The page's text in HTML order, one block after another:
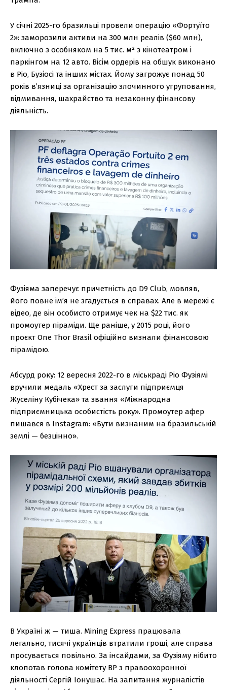
У січні 2025-го бразильці провели операцію «Фортуїто
2»: заморозили активи на 300 млн реалів ($60 млн),
включно з особняком на 5 тис. м² з кінотеатром і
паркінгом на 12 авто. Вісім ордерів на обшук виконано
в Ріо, Бузіосі та інших містах. Йому загрожує понад 50
років в’язниці за організацію злочинного угруповання,
відмивання, шахрайство та незаконну фінансову
діяльність.
Фузіяма заперечує причетність до D9 Club, мовляв,
його повне ім’я не згадується в справах. Але в мережі є
відео, де він особисто отримує чек на $22 тис. як
промоутер піраміди. Ще раніше, у 2015 році, його
проєкт One Thor Brasil офіційно визнали фінансовою
пірамідою.
Абсурд року: 12 вересня 2022-го в міськраді Ріо Фузіямі
вручили медаль «Хрест за заслуги підприємця
Жуселіну Кубічека» та звання «Міжнародна
підприємницька особистість року». Промоутер афер
пишався в Instagram: «Бути визнаним на бразильській
землі — безцінно».
В Україні ж — тиша. Mining Express працювала
легально, тисячі українців втратили гроші, але справа
просувається повільно. За інсайдами, за Фузіяму нібито
клопотав голова комітету ВР з правоохоронної
діяльності Сергій Іонушас. На запитання журналістів